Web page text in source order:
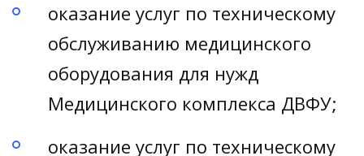
оказание услуг по техническому
обслуживанию медицинского
оборудования для нужд
Медицинского комплекса ДВФУ;
оказание услуг по техническому